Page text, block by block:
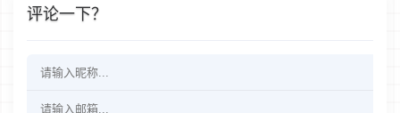
评论一下？